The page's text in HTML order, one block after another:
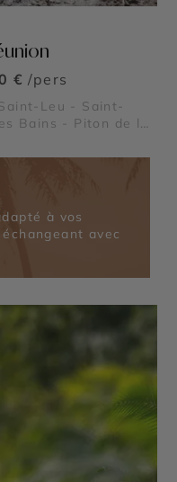
€ /pers
Leu - Saint-
Bains - Piton de la
à vos
avec